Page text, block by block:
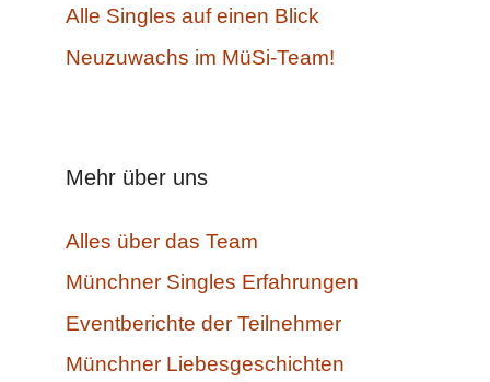
Alle Singles auf einen Blick
Neuzuwachs im MüSi-Team!
Mehr über uns
Alles über das Team
Münchner Singles Erfahrungen
Eventberichte der Teilnehmer
Münchner Liebesgeschichten